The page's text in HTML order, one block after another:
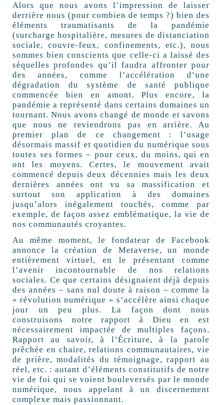
Alors que nous avons l’impression de laisser
derrière nous (pour combien de temps ?) bien des
éléments traumatisants de la pandémie
(surcharge hospitalière, mesures de distanciation
sociale, couvre-feux, confinements, etc.), nous
sommes bien conscients que celle-ci a laissé des
séquelles profondes qu’il faudra affronter pour
des années, comme l’accélération d’une
dégradation du système de santé publique
commencée bien en amont. Plus encore, la
pandémie a représenté dans certains domaines un
tournant. Nous avons changé de monde et savons
que nous ne reviendrons pas en arrière. Au
premier plan de ce changement : l’usage
désormais massif et quotidien du numérique sous
toutes ses formes – pour ceux, du moins, qui en
ont les moyens. Certes, le mouvement avait
commencé depuis deux décennies mais les deux
dernières années ont vu sa massification et
surtout son application à des domaines
jusqu’alors inégalement touchés, comme par
exemple, de façon assez emblématique, la vie de
nos communautés croyantes.
Au même moment, le fondateur de Facebook
annonce la création de Metaverse, un monde
entièrement virtuel, en le présentant comme
l’avenir incontournable de nos relations
sociales. Ce que certains désignaient déjà depuis
des années – sans nul doute à raison – comme la
« révolution numérique » s’accélère ainsi chaque
jour un peu plus. La façon dont nous
construisons notre rapport à Dieu en est
nécessairement impactée de multiples façons.
Rapport au savoir, à l’Écriture, à la parole
prêchée en chaire, relations communautaires, vie
de prière, modalités du témoignage, rapport au
réel, etc. : autant d’éléments constitutifs de notre
vie de foi qui se voient bouleversés par le monde
numérique, nous appelant à un discernement
complexe mais passionnant.